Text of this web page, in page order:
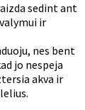
sedint ant
ir
nes bent
jo nespeja
akva ir